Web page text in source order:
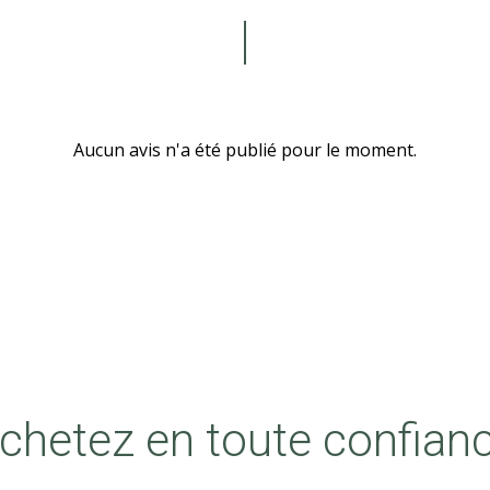
Aucun avis n'a été publié pour le moment.
en toute